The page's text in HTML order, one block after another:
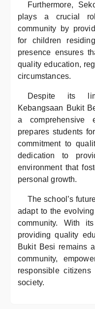
Furthermore,
plays a crucial
community by
for children
presence ensures
quality education,
circumstances.
Despite its
Kebangsaan Bukit
a comprehensive
prepares students
commitment to
dedication to
environment that
personal growth.
The school’s
adapt to the
community. With
providing quality
Bukit Besi remains
community,
responsible
society.